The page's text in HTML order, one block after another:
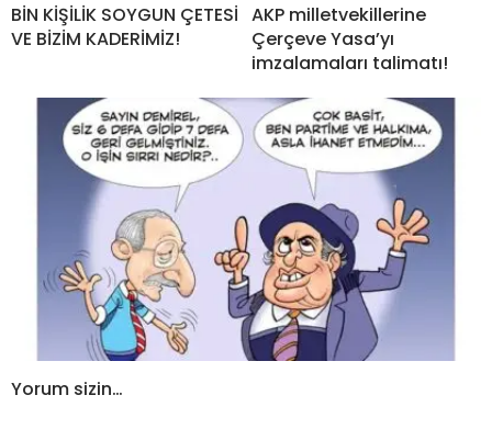
BİN KİŞİLİK SOYGUN ÇETESİ
VE BİZİM KADERİMİZ!
AKP milletvekillerine
Çerçeve Yasa’yı
imzalamaları talimatı!
Yorum sizin…